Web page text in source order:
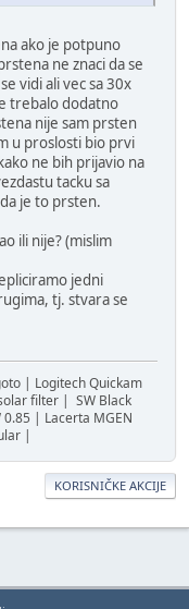
ako je potpuno
ne znaci da se
vidi ali vec sa 30x
trebalo dodatno
nije sam prsten
u proslosti bio prvi
ne bih prijavio na
tacku sa
je to prsten.
ili nije? (mislim
jedni
tj. stvara se
| Logitech Quickam
filter | SW Black
| Lacerta MGEN
|
KORISNIČKE AKCIJE